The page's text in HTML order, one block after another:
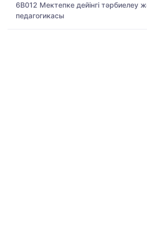
6B012 Мектепке дейінгі тәрбиелеу
педагогикасы